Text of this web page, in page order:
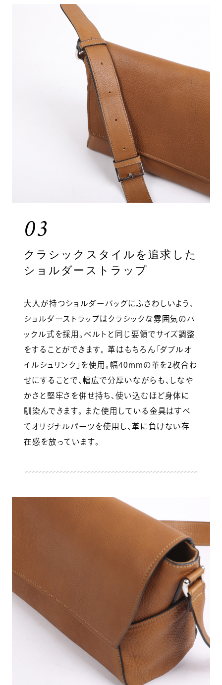
03
クラシックスタイルを追求した
ショルダーストラップ
大人が持つショルダーバッグにふさわしいよう、
ショルダーストラップはクラシックな雰囲気のバ
ックル式を採用。ベルトと同じ要領でサイズ調整
をすることができます。 革はもちろん「ダブルオ
イルシュリンク」を使用。幅40mmの革を2枚合わ
せにすることで、幅広で分厚いながらも、しなや
かさと堅牢さを併せ持ち、使い込むほど身体に
馴染んできます。 また使用している金具はすべ
てオリジナルパーツを使用し、革に負けない存
在感を放っています。